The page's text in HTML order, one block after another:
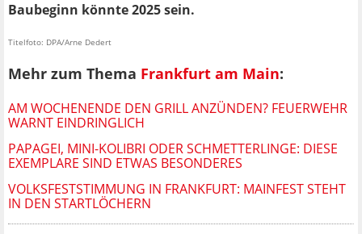
Baubeginn könnte 2025 sein.
Titelfoto: DPA/Arne Dedert
Mehr zum Thema Frankfurt am Main:
AM WOCHENENDE DEN GRILL ANZÜNDEN? FEUERWEHR
WARNT EINDRINGLICH
PAPAGEI, MINI-KOLIBRI ODER SCHMETTERLINGE: DIESE
EXEMPLARE SIND ETWAS BESONDERES
VOLKSFESTSTIMMUNG IN FRANKFURT: MAINFEST STEHT
IN DEN STARTLÖCHERN